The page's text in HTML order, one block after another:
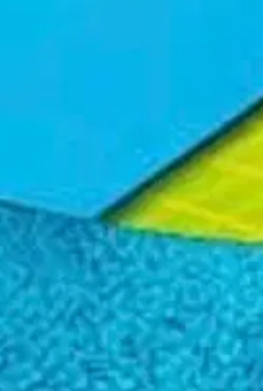
kuivauspyyhe.
ja varmistaa etteivät mahdolliset
Mikrokuidun on erittäin
45cm. Supreme Shine Drying
Ominaisuudet: Auton tehokas